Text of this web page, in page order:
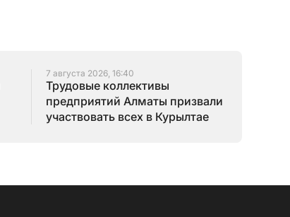
7 августа 2026, 16:40
Трудовые коллективы
предприятий Алматы призвали
участвовать всех в Курылтае